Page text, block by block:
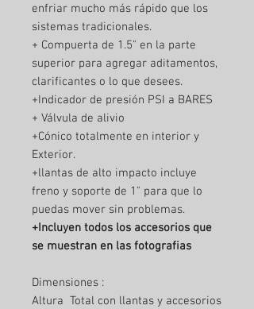
enfriar mucho más rápido que los
sistemas tradicionales.
+ Compuerta de 1.5" en la parte
superior para agregar aditamentos,
clarificantes o lo que desees.
+Indicador de presión PSI a BARES
+ Válvula de alivio
+Cónico totalmente en interior y
Exterior.
+llantas de alto impacto incluye
freno y soporte de 1" para que lo
puedas mover sin problemas.
+Incluyen todos los accesorios que
se muestran en las fotografias
Dimensiones :
Altura Total con llantas y accesorios